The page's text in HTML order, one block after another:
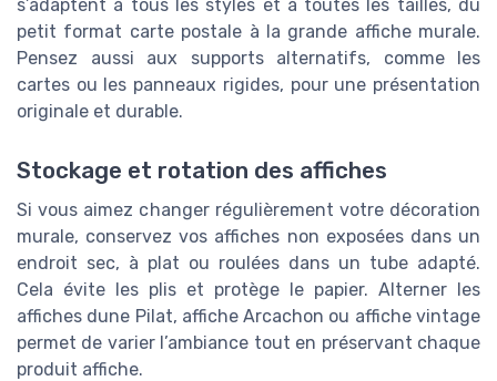
s’adaptent à tous les styles et à toutes les tailles, du
petit format carte postale à la grande affiche murale.
Pensez aussi aux supports alternatifs, comme les
cartes ou les panneaux rigides, pour une présentation
originale et durable.
Stockage et rotation des affiches
Si vous aimez changer régulièrement votre décoration
murale, conservez vos affiches non exposées dans un
endroit sec, à plat ou roulées dans un tube adapté.
Cela évite les plis et protège le papier. Alterner les
affiches dune Pilat, affiche Arcachon ou affiche vintage
permet de varier l’ambiance tout en préservant chaque
produit affiche.